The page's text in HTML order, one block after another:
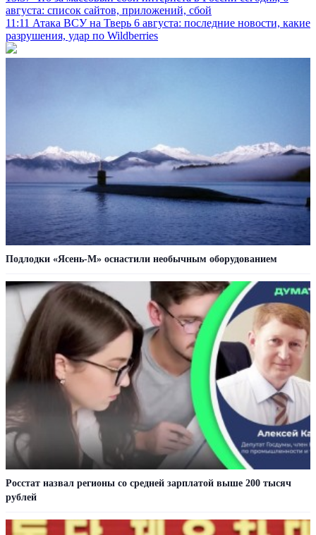
августа: список сайтов, приложений, сбой
11:11 Атака ВСУ на Тверь 6 августа: последние новости, какие
разрушения, удар по Wildberries
Подлодки «Ясень-М» оснастили необычным оборудованием
Росстат назвал регионы со средней зарплатой выше 200 тысяч
рублей